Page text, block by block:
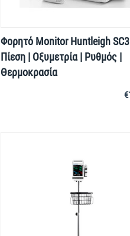
Φορητό Monitor Huntleigh
Πίεση | Οξυμετρία | Ρυθμός |
Θερμοκρασία
€